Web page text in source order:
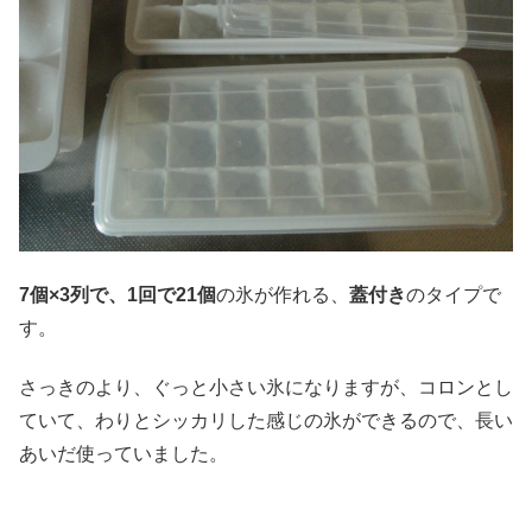
7個×3列で、1回で21個の氷が作れる、 蓋付きのタイプで
す。
さっきのより、ぐっと小さい氷になりますが、コロンとし
ていて、わりとシッカリした感じの氷ができるので、長い
あいだ使っていました。